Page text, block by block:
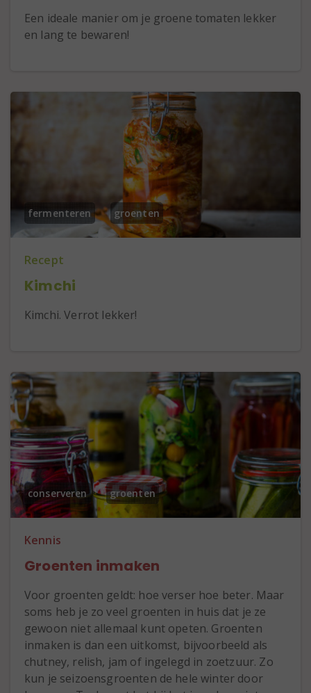
Een ideale manier om je groene tomaten lekker
en lang te bewaren!
fermenteren groenten
Recept
Kimchi
Kimchi. Verrot lekker!
conserveren groenten
Kennis
Groenten inmaken
Voor groenten geldt: hoe verser hoe beter. Maar
soms heb je zo veel groenten in huis dat je ze
gewoon niet allemaal kunt opeten. Groenten
inmaken is dan een uitkomst, bijvoorbeeld als
chutney, relish, jam of ingelegd in zoetzuur. Zo
kun je seizoensgroenten de hele winter door